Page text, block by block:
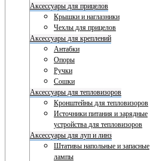
Аксессуары для прицелов
Крышки и наглазники
Чехлы для прицелов
Аксессуары для креплений
Антабки
Опоры
Ручки
Сошки
Аксессуары для тепловизоров
Кронштейны для тепловизоров
Источники питания и зарядные
устройства для тепловизоров
Аксессуары для луп и линз
Штативы напольные и запасные
лампы